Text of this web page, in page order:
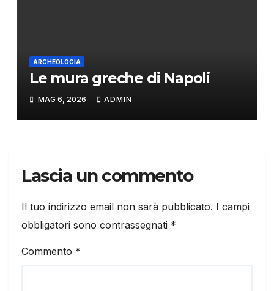
ARCHEOLOGIA
Le mura greche di Napoli
MAG 6, 2026 ADMIN
Lascia un commento
Il tuo indirizzo email non sarà pubblicato. I campi
obbligatori sono contrassegnati *
Commento *